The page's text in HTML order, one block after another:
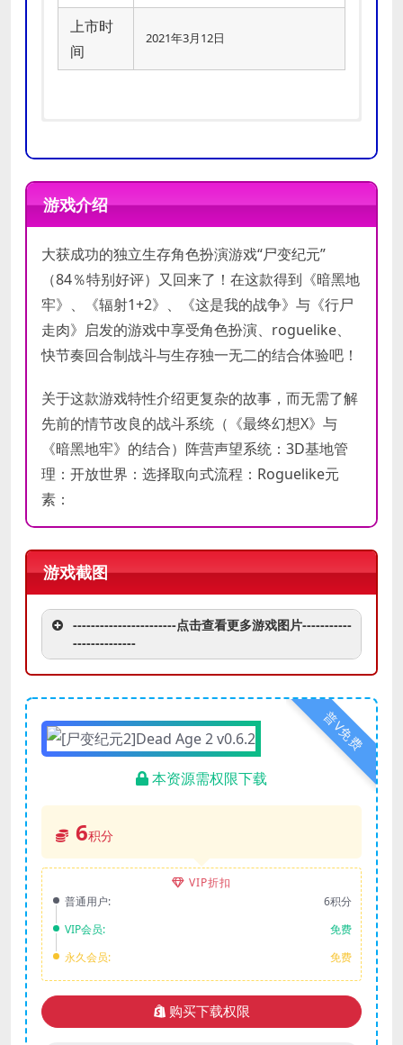
上市时
间
2021年3月12日
Windows 7 64 Bit
Intel Core i5-3470 or AMD Ryzen 3
1200
内存
8 GB RAM
显卡
GeForce 2 GB or Radeon 2 GB with
Direct X 11 Support
DirectX
存储空
需要 7 GB 可用空间
声卡
Windows 10 64 Bit
Intel CPU Core i7-3770 or AMD
Ryzen 5 1600
内存
8 GB RAM
显卡
GeForce GTX 1060 6 GB or AMD
Radeon RX 590
DirectX
存储空
需要 7 GB 可用空间
声卡
游戏介绍
大获成功的独立生存角色扮演游戏“尸变纪元”
（84％特别好评）又回来了！在这款得到《暗黑地
牢》、《辐射1+2》、《这是我的战争》与《行尸
走肉》启发的游戏中享受角色扮演、roguelike、
快节奏回合制战斗与生存独一无二的结合体验吧！
关于这款游戏特性介绍更复杂的故事，而无需了解
先前的情节改良的战斗系统（《最终幻想X》与
《暗黑地牢》的结合）阵营声望系统：3D基地管
理：开放世界：选择取向式流程：Roguelike元
素：
游戏截图
-----------------------点击查看更多游戏图片-----------
--------------
普V免费
本资源需权限下载
6积分
VIP折扣
普通用户:
6积分
VIP会员:
免费
永久会员:
免费
购买下载权限